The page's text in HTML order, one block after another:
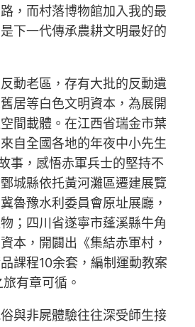
，而村落博物館加入我的最
下一代傳承農耕文明最好的
動老區，存有大批的反動遺
居等白色文明資本，為展開
間載體。在江西省瑞金市葉
自全國各地的年夜中小先生
事，感悟赤軍兵士的堅持不
城縣依托黃河灘區遷建展覽
魯豫水利委員會原址展廳，
；四川省遂寧市蓬溪縣牛角
本，開闢出《集結赤軍村，
課程10余套，編制運動教案
有章可循。
與非屍體驗往往深受師生接